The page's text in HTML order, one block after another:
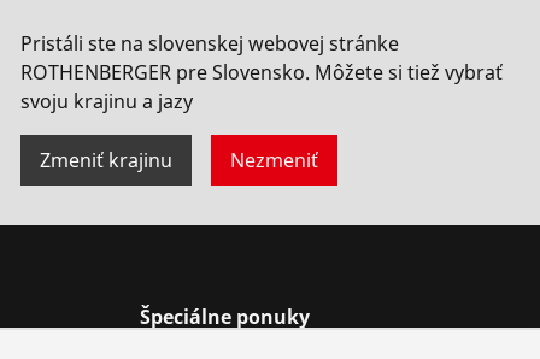
RONOL, sprej môže 600 ml
Nie. 65013
Pristáli ste na slovenskej webovej stránke
ROTHENBERGER pre Slovensko. Môžete si tiež vybrať
svoju krajinu a jazy
Zmeniť krajinu Nezmeniť
Špeciálne ponuky